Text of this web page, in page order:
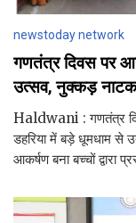
newstoday network
गणतंत्र दिवस पर
उत्सव, नुक्कड़
Haldwani : गणतंत्र
डहरिया में बड़े धूमधाम से
आकर्षण बना बच्चों